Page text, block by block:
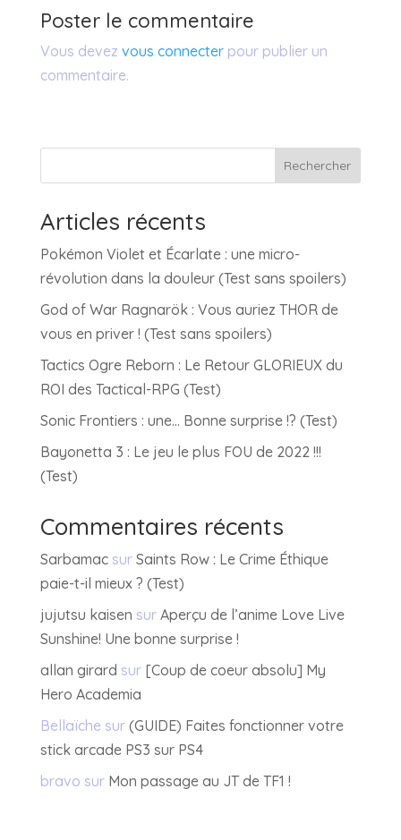
Poster le commentaire
Vous devez vous connecterpour publier un
commentaire.
Rechercher
Articles récents
Pokémon Violet et Écarlate : une micro-
révolution dans la douleur (Test sans spoilers)
God of War Ragnarök : Vous auriez THOR de
vous en priver ! (Test sans spoilers)
Tactics Ogre Reborn : Le Retour GLORIEUX du
ROI des Tactical-RPG (Test)
Sonic Frontiers : une… Bonne surprise !? (Test)
Bayonetta 3 : Le jeu le plus FOU de 2022 !!!
(Test)
Commentaires récents
Sarbamacsur Saints Row : Le Crime Éthique
paie-t-il mieux ? (Test)
jujutsu kaisen sur Aperçu de l’anime Love Live
Sunshine! Une bonne surprise !
allan girard sur [Coup de coeur absolu] My
Hero Academia
Bellaïche sur (GUIDE) Faites fonctionner votre
stick arcade PS3 sur PS4
bravo sur Mon passage au JT de TF1 !